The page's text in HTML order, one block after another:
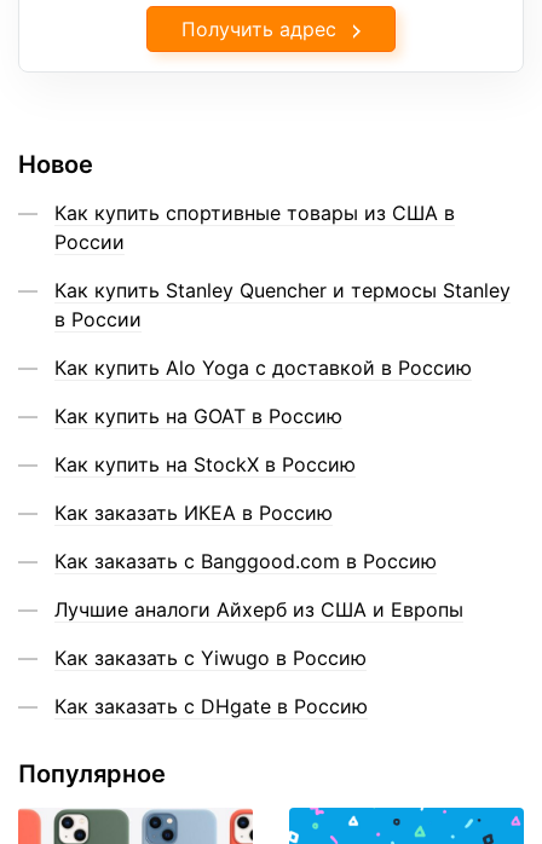
Получить адрес
Новое
Как купить спортивные товары из США в
России
Как купить Stanley Quencher и термосы Stanley
в России
Как купить Alo Yoga с доставкой в Россию
Как купить на GOAT в Россию
Как купить на StockX в Россию
Как заказать ИКЕА в Россию
Как заказать с Banggood.com в Россию
Лучшие аналоги Айхерб из США и Европы
Как заказать с Yiwugo в Россию
Как заказать с DHgate в Россию
Популярное